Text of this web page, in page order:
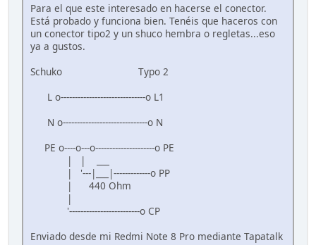
Para el que este interesado en hacerse el conector.
Está probado y funciona bien. Tenéis que haceros con
un conector tipo2 y un shuco hembra o regletas...eso
ya a gustos.
Schuko Typo 2
L o------------------------------o L1
N o------------------------------o N
PE o----o---o---------------------o PE
| | ___
| '---|___|-------------o PP
| 440 Ohm
|
'-------------------------o CP
Enviado desde mi Redmi Note 8 Pro mediante Tapatalk